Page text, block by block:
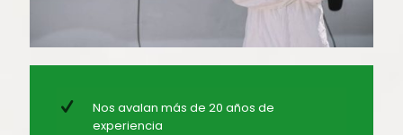
Nos avalan más de 20 años de
experiencia